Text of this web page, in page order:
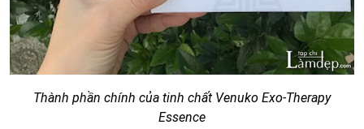
Thành phần chính của tinh chất Venuko Exo-Therapy
Essence